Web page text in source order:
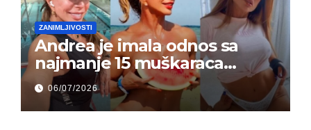
ZANIMLJIVOSTI
Andrea je imala odnos sa
najmanje 15 muškaraca
odjednom – „Doktor mi je
rekao…“ (FOTO)
06/07/2026